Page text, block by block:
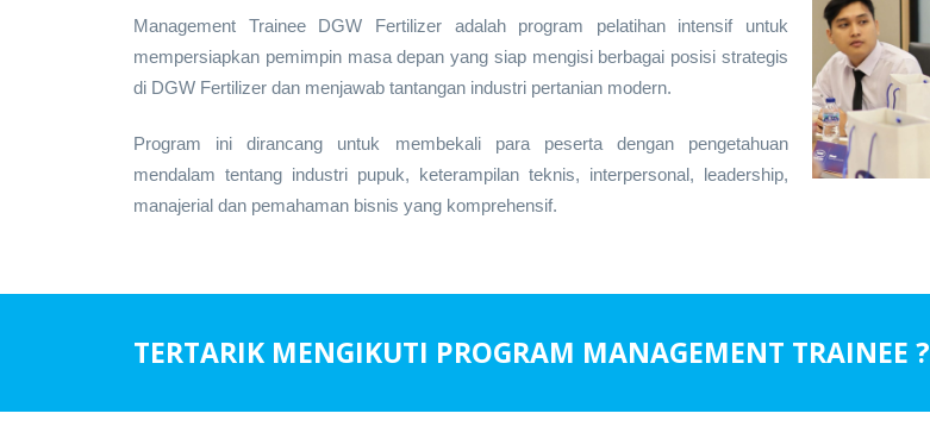
Management Trainee DGW Fertilizer adalah program pelatihan intensif untuk
mempersiapkan pemimpin masa depan yang siap mengisi berbagai posisi strategis
di DGW Fertilizer dan menjawab tantangan industri pertanian modern.
Program ini dirancang untuk membekali para peserta dengan pengetahuan
mendalam tentang industri pupuk, keterampilan teknis, interpersonal, leadership,
manajerial dan pemahaman bisnis yang komprehensif.
TERTARIK MENGIKUTI PROGRAM MANAGEMENT TRAINEE ?